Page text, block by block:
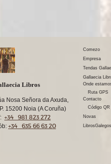
Libros
Nosa Señora da Axuda,
15200 Noia (A Coruña)
+34 981 823 272
+34 635 66 63 20
Comezo
Empresa
Tendas
Gallaecia
Onde
Ruta GPS
Contacto
Código
Novas